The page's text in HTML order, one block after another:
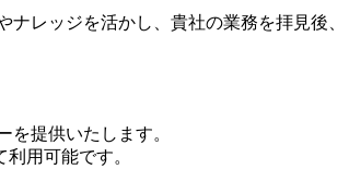
レッジを活かし、貴社の業務を拝見後、
を提供いたします。
用可能です。